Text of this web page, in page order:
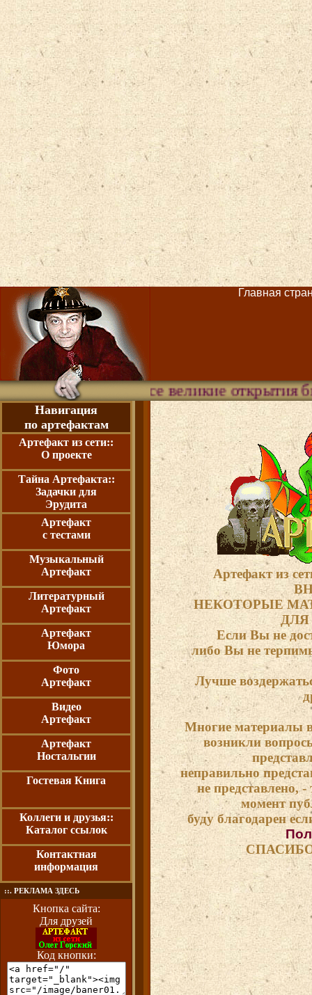
Главная
Все великие открытия были
Навигация
по артефактам
Артефакт из сети::
О проекте
Тайна Артефакта::
Задачки для
Эрудита
Артефакт
с тестами
Музыкальный
Артефакт
Литературный
Артефакт
Артефакт
Юмора
Фото
Артефакт
Видео
Артефакт
Артефакт
Ностальгии
Гостевая Книга
Коллеги и друзья::
Каталог ссылок
Контактная
информация
::. РЕКЛАМА ЗДЕСЬ
Кнопка сайта:
Для друзей
Код кнопки:
Артефакт из
НЕКОТОРЫЕ
ДЛЯ
Если Вы не
либо Вы не
Лучше
Многие материалы
возникли
неправильно
не представлено,
момент
буду благодарен